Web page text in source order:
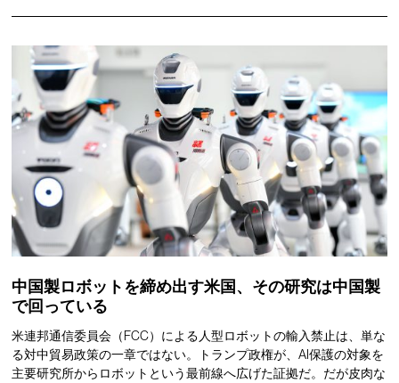
中国製ロボットを締め出す米国、その研究は中国製
で回っている
米連邦通信委員会（FCC）による人型ロボットの輸入禁止は、単な
る対中貿易政策の一章ではない。トランプ政権が、AI保護の対象を
主要研究所からロボットという最前線へ広げた証拠だ。だが皮肉な